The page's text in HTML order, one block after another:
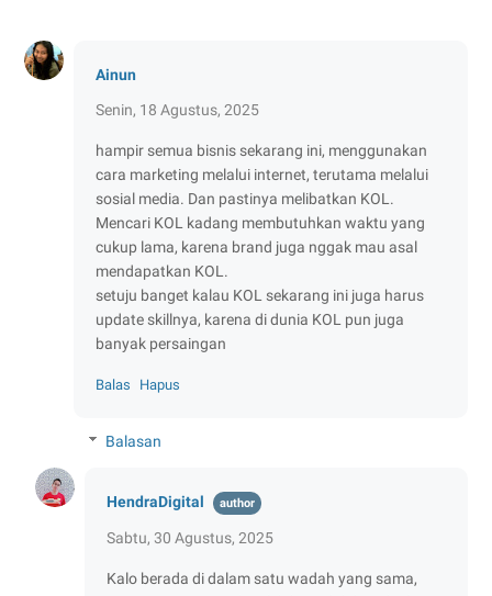
Ainun
Senin, 18 Agustus, 2025
hampir semua bisnis sekarang ini, menggunakan
cara marketing melalui internet, terutama melalui
sosial media. Dan pastinya melibatkan KOL.
Mencari KOL kadang membutuhkan waktu yang
cukup lama, karena brand juga nggak mau asal
mendapatkan KOL.
setuju banget kalau KOL sekarang ini juga harus
update skillnya, karena di dunia KOL pun juga
banyak persaingan
Balas Hapus
Balasan
HendraDigital
Sabtu, 30 Agustus, 2025
Kalo berada di dalam satu wadah yang sama,